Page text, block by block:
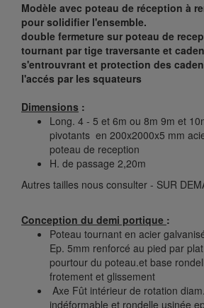
Modèle avec poteau de réception à
pour solidifier l'ensemble.
double fermeture sur poteau de
tournant par tige traversante et
s'entrouvrant et protection des
l'accés par les squateurs
Dimensions :
Long. 4 - 5 et 6m ou 8m 9m et
pivotants en 200x2000x5 mm
poteau de reception
H. de passage 2,20m
Autres tailles nous consulter - SUR
Conception du demi portique :
Poteau tournant en acier
Ep. 5mm renforcé au pied par
pourtour du poteau.et base
frotement et glissement
Axe Fût intérieur de rotation
indéformable et rondelle usinée